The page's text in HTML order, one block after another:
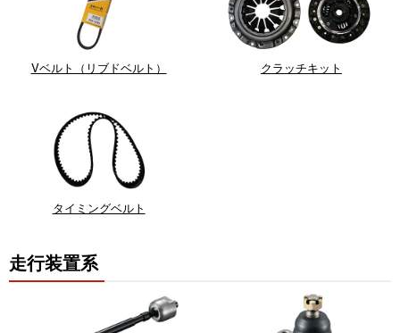
Vベルト（リブドベルト） クラッチキット
タイミングベルト
走行装置系